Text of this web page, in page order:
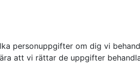
personuppgifter om dig vi
att vi rättar de uppgifter